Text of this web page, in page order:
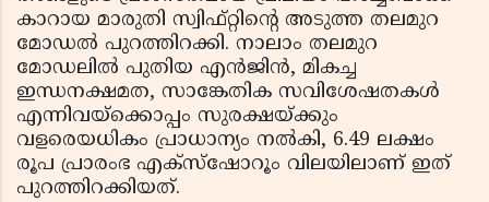
കാറായ മാരുതി സ്വിഫ്റ്റിൻ്റെ അടുത്ത തലമുറ
മോഡൽ പുറത്തിറക്കി. നാലാം തലമുറ
മോഡലിൽ പുതിയ എൻജിൻ, മികച്ച
ഇന്ധനക്ഷമത, സാങ്കേതിക സവിശേഷതകൾ
എന്നിവയ്‌ക്കൊപ്പം സുരക്ഷയ്ക്കും
വളരെയധികം പ്രാധാന്യം നൽകി, 6.49 ലക്ഷം
രൂപ പ്രാരംഭ എക്‌സ്‌ഷോറൂം വിലയിലാണ് ഇത്
പുറത്തിറക്കിയത്.